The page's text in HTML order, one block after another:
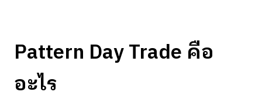
Pattern Day Trade คือ
อะไร